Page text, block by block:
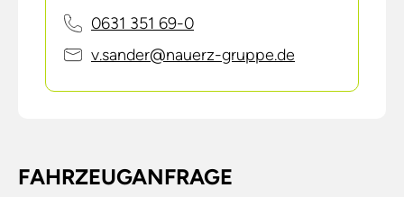
0631 351 69-0
v.sander@nauerz-gruppe.de
FAHRZEUGANFRAGE